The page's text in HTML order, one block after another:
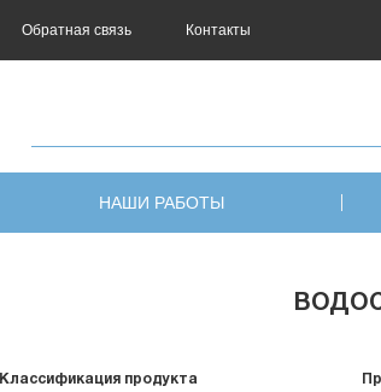
Обратная связь Контакты
НАШИ РАБОТЫ
Классификация продукта